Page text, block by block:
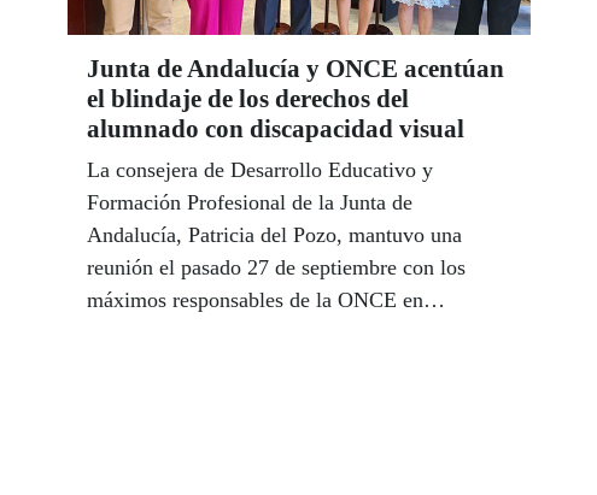
Junta de Andalucía y ONCE acentúan
el blindaje de los derechos del
alumnado con discapacidad visual
La consejera de Desarrollo Educativo y
Formación Profesional de la Junta de
Andalucía, Patricia del Pozo, mantuvo una
reunión el pasado 27 de septiembre con los
máximos responsables de la ONCE en